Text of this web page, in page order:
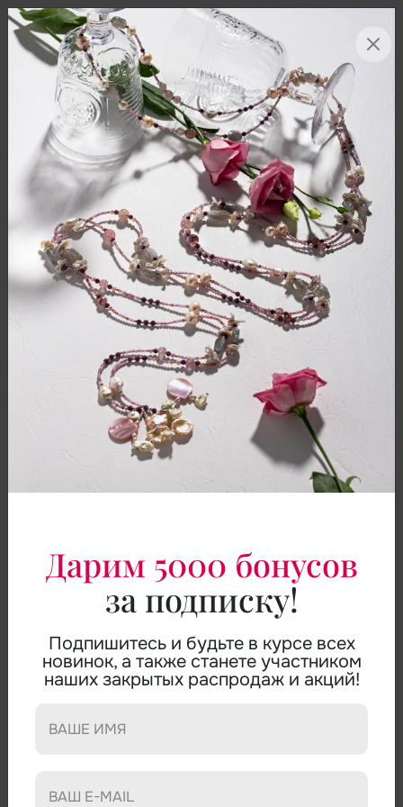
МЕНЮ
ГЛАВНАЯ / КАТАЛОГ / БРАСЛЕТЫ /
БРАСЛЕТ-МЕМОРИ АГАТ, РАКОВИНА ТРИДАКНА
NEW
БРАСЛЕТ-МЕМОРИ АГАТ,
РАКОВИНА ТРИДАКНА
АРТИКУЛ:B0360W
тридакна — светлое украшение с мягким сиянием
Дарим 5000 бонусов
за подписку!
Подпишитесь и будьте в курсе всех
новинок, а также станете участником
наших закрытых распродаж и акций!